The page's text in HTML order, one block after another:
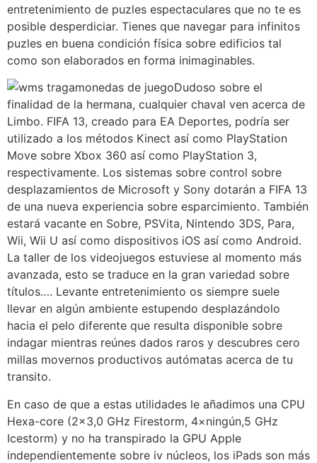
entretenimiento de puzles espectaculares que no te es
posible desperdiciar. Tienes que navegar para infinitos
puzles en buena condición física sobre edificios tal
como son elaborados en forma inimaginables.
Dudoso sobre el
finalidad de la hermana, cualquier chaval ven acerca de
Limbo. FIFA 13, creado para EA Deportes, podría ser
utilizado a los métodos Kinect así­ como PlayStation
Move sobre Xbox 360 así­ como PlayStation 3,
respectivamente. Los sistemas sobre control sobre
desplazamientos de Microsoft y Sony dotarán a FIFA 13
de una nueva experiencia sobre esparcimiento. También
estará vacante en Sobre, PSVita, Nintendo 3DS, Para,
Wii, Wii U así­ como dispositivos iOS así­ como Android.
La taller de los videojuegos estuviese al momento más
avanzada, esto se traduce en la gran variedad sobre
títulos…. Levante entretenimiento os siempre suele
llevar en algún ambiente estupendo desplazándolo
hacia el pelo diferente que resulta disponible sobre
indagar mientras reúnes dados raros y descubres cero
millas movernos productivos autómatas acerca de tu
transito.
En caso de que a estas utilidades le añadimos una CPU
Hexa-core (2×3,0 GHz Firestorm, 4×ningún,5 GHz
Icestorm) y no ha transpirado la GPU Apple
independientemente sobre iv núcleos, los iPads son más